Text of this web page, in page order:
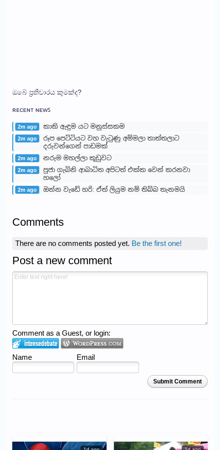
ඔබේ ප්‍රතිචාරය කුමක්ද?
ʀᴇᴄᴇɴᴛ ɴᴇᴡꜱ
2m ago කාකි ඇඳුම යට මනුස්සකම
2m ago
රූප පෙට්ටියට වහ වැටුණු අම්මලා තාත්තලාට
දරුවන්ගෙන් පාඩමක්
2m ago නරුම මහල්ලා කූඩුවට
2m ago
පුජා ගැබිනි ආබාධිත අපිටත් එක්ක වෙන් කරනවා
හලෝ
2m ago ඔන්න වැඩේ හරි: ඒත් ලියුම නම් තිබ්බ තැනමයි
Comments
There are no comments posted yet. Be the first one!
Post a new comment
Comment as a Guest, or login:
Name Email
Submit Comment